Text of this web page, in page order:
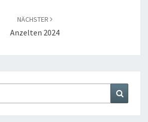
NÄCHSTER
Anzelten 2024